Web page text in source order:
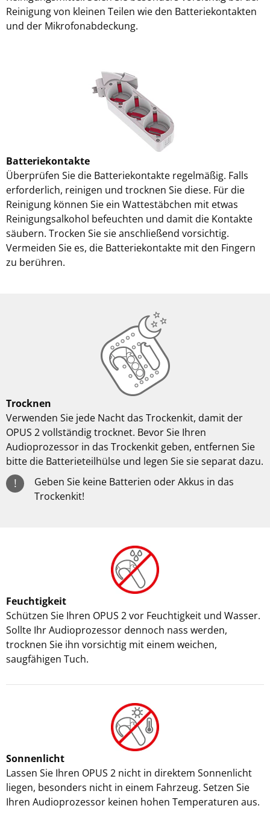
Reinigung von kleinen Teilen wie den Batteriekontakten
und der Mikrofonabdeckung.
Batteriekontakte
Überprüfen Sie die Batteriekontakte regelmäßig. Falls
erforderlich, reinigen und trocknen Sie diese. Für die
Reinigung können Sie ein Wattestäbchen mit etwas
Reinigungsalkohol befeuchten und damit die Kontakte
säubern. Trocken Sie sie anschließend vorsichtig.
Vermeiden Sie es, die Batteriekontakte mit den Fingern
zu berühren.
Trocknen
Verwenden Sie jede Nacht das Trockenkit, damit der
OPUS 2 vollständig trocknet. Bevor Sie Ihren
Audioprozessor in das Trockenkit geben, entfernen Sie
bitte die Batterieteilhülse und legen Sie sie separat dazu.
!
Geben Sie keine Batterien oder Akkus in das
Trockenkit!
Feuchtigkeit
Schützen Sie Ihren OPUS 2 vor Feuchtigkeit und Wasser.
Sollte Ihr Audioprozessor dennoch nass werden,
trocknen Sie ihn vorsichtig mit einem weichen,
saugfähigen Tuch.
Sonnenlicht
Lassen Sie Ihren OPUS 2 nicht in direktem Sonnenlicht
liegen, besonders nicht in einem Fahrzeug. Setzen Sie
Ihren Audioprozessor keinen hohen Temperaturen aus.